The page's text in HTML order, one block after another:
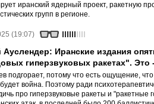
иранский ядерный проект, ракетную
групп в регионе.
(19:07)
Ауслендер: Иранские издания
гиперзвуковых ракетах". Это
подгорает, потому что есть ощущение,
война. Поэтому ради
про гиперзвуковые ракеты и "ракетные